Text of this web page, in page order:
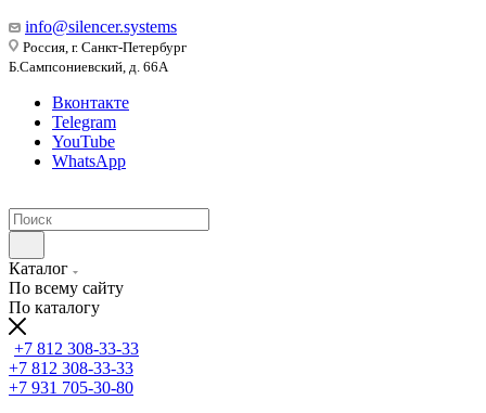
info@silencer.systems
Россия, г. Санкт-Петербург
Б.Сампсониевский, д. 66А
Вконтакте
Telegram
YouTube
WhatsApp
Каталог
По всему сайту
По каталогу
+7 812 308-33-33
+7 812 308-33-33
+7 931 705-30-80